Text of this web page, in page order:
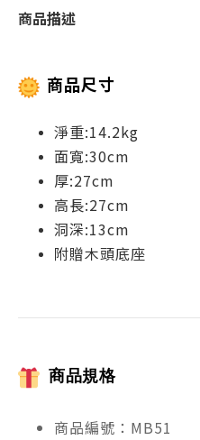
商品描述
商品尺寸
淨重:14.2kg
面寬:30cm
厚:27cm
高長:27cm
洞深:13cm
附贈木頭底座
商品規格
商品編號：MB51